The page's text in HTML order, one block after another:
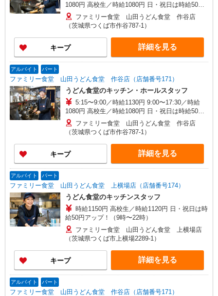
1080円 高校生／時給1080円 日・祝日は時給50円
アップ！（9時〜22時）
ファミリー食堂 山田うどん食堂 作谷店
（茨城県つくば市作谷787-1）
キープ 詳細を見る
アルバイト パート
ファミリー食堂 山田うどん食堂 作谷店（店舗番号171）
うどん食堂のキッチン・ホールスタッフ
5:15〜9:00／時給1130円 9:00〜17:30／時給
1080円 高校生／時給1080円 日・祝日は時給50円
アップ！（9時〜22時）
ファミリー食堂 山田うどん食堂 作谷店
（茨城県つくば市作谷787-1）
キープ 詳細を見る
アルバイト パート
ファミリー食堂 山田うどん食堂 上横場店（店舗番号174）
うどん食堂のキッチンスタッフ
時給1150円 高校生／時給1120円 日・祝日は時
給50円アップ！（9時〜22時）
ファミリー食堂 山田うどん食堂 上横場店
（茨城県つくば市上横場2289-1）
キープ 詳細を見る
アルバイト パート
ファミリー食堂 山田うどん食堂 作谷店（店舗番号171）